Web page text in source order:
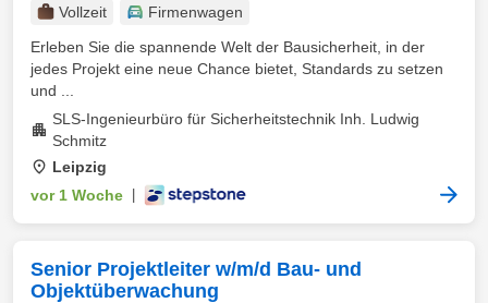
Vollzeit
Firmenwagen
Erleben Sie die spannende Welt der Bausicherheit, in der
jedes Projekt eine neue Chance bietet, Standards zu setzen
und ...
SLS-Ingenieurbüro für Sicherheitstechnik Inh. Ludwig
Schmitz
Leipzig
vor 1 Woche
Senior Projektleiter w/m/d Bau- und
Objektüberwachung